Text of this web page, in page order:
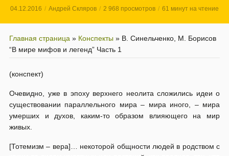
04.12.2016 Андрей Скляров 2 968 просмотров 61 минут на чтение
Главная страница » Конспекты » В. Синельченко, М. Борисов
“В мире мифов и легенд” Часть 1
(конспект)
Очевидно, уже в эпоху верхнего неолита сложились идеи о
существовании параллельного мира – мира иного, – мира
умерших и духов, каким-то образом влияющего на мир
живых.
[Тотемизм – вера]… некоторой общности людей в родством с